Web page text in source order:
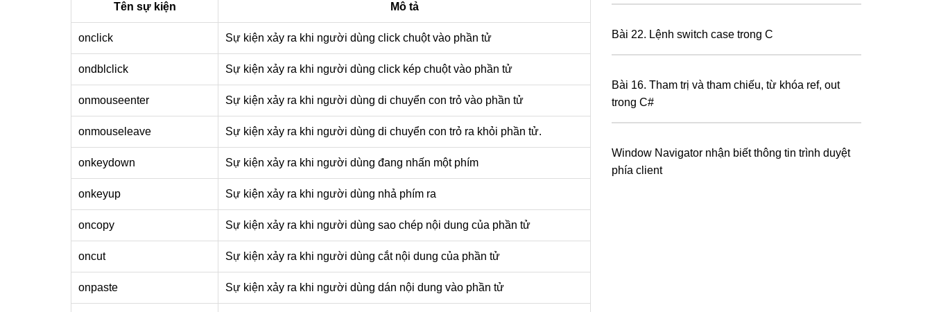
Tên sự kiện Mô tả
onclick Sự kiện xảy ra khi người dùng click chuột vào phần tử
ondblclick Sự kiện xảy ra khi người dùng click kép chuột vào phần tử
onmouseenter Sự kiện xảy ra khi người dùng di chuyển con trỏ vào phần tử
onmouseleave Sự kiện xảy ra khi người dùng di chuyển con trỏ ra khỏi phần tử.
onkeydown Sự kiện xảy ra khi người dùng đang nhấn một phím
onkeyup Sự kiện xảy ra khi người dùng nhả phím ra
oncopy Sự kiện xảy ra khi người dùng sao chép nội dung của phần tử
oncut Sự kiện xảy ra khi người dùng cắt nội dung của phần tử
onpaste Sự kiện xảy ra khi người dùng dán nội dung vào phần tử
Bài 22. Lệnh switch case trong C
Bài 16. Tham trị và tham chiếu, từ khóa ref, out
trong C#
Window Navigator nhận biết thông tin trình duyệt
phía client